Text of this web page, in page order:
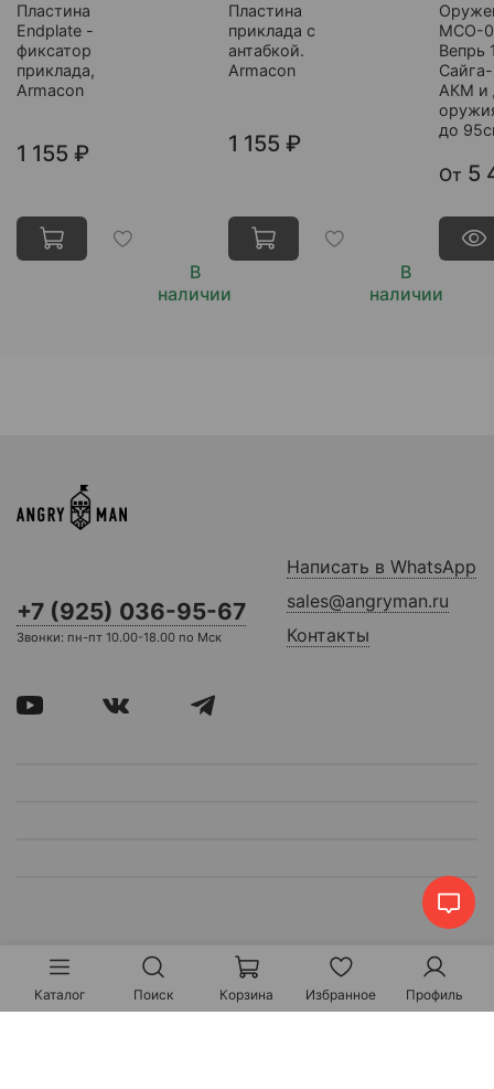
Пластина
Endplate -
фиксатор
приклада,
Armacon
В
наличии
1 155 ₽
Пластина
приклада с
антабкой.
Armacon
В
наличии
1 155 ₽
МСО-
Вепрь
АКМ и
до
От 5
+7 (925) 036-95-67
Звонки: пн-пт 10.00-18.00 по Мск
Написать в WhatsApp
sales@angryman.ru
Контакты
Каталог Поиск Корзина Избранное Профиль